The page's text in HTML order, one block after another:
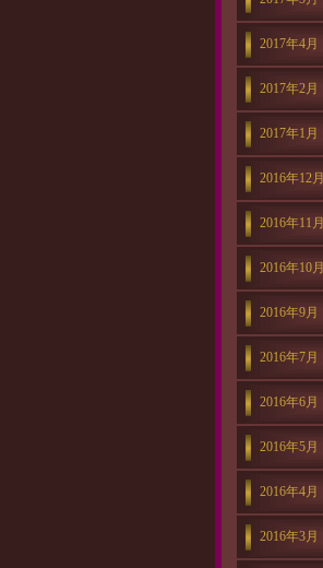
2017年4月
2017年2月
2017年1月
2016年12月
2016年11月
2016年10月
2016年9月
2016年7月
2016年6月
2016年5月
2016年4月
2016年3月